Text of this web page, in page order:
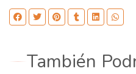
También